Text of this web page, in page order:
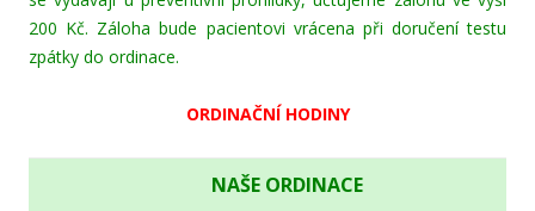
200 Kč. Záloha bude pacientovi vrácena při doručení testu
zpátky do ordinace.
ORDINAČNÍ HODINY
NAŠE ORDINACE